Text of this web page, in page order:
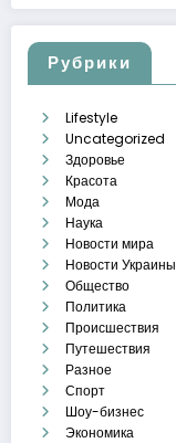
Рубрики
Lifestyle
Uncategorized
Здоровье
Красота
Мода
Наука
Новости мира
Новости Украины
Общество
Политика
Происшествия
Путешествия
Разное
Спорт
Шоу-бизнес
Экономика